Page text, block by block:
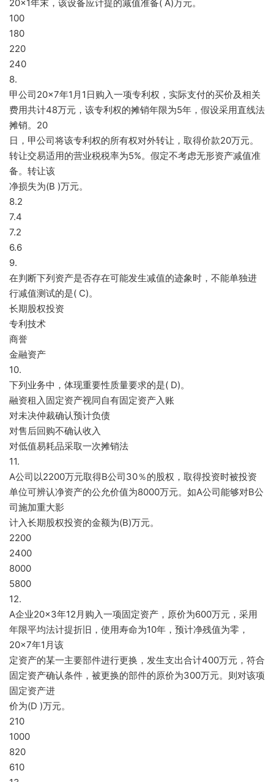
20×1年末，该设备应计提的减值准备( A)万元。
100
180
220
240
8.
甲公司20×7年1月1日购入一项专利权，实际支付的买价及相关
费用共计48万元，该专利权的摊销年限为5年，假设采用直线法
摊销。20
日，甲公司将该专利权的所有权对外转让，取得价款20万元。
转让交易适用的营业税税率为5%。假定不考虑无形资产减值准
备。转让该
净损失为(B )万元。
8.2
7.4
7.2
6.6
9.
在判断下列资产是否存在可能发生减值的迹象时，不能单独进
行减值测试的是( C)。
长期股权投资
专利技术
商誉
金融资产
10.
下列业务中，体现重要性质量要求的是( D)。
融资租入固定资产视同自有固定资产入账
对未决仲裁确认预计负债
对售后回购不确认收入
对低值易耗品采取一次摊销法
11.
A公司以2200万元取得B公司30％的股权，取得投资时被投资
单位可辨认净资产的公允价值为8000万元。如A公司能够对B公
司施加重大影
计入长期股权投资的金额为(B)万元。
2200
2400
8000
5800
12.
A企业20×3年12月购入一项固定资产，原价为600万元，采用
年限平均法计提折旧，使用寿命为10年，预计净残值为零，
20×7年1月该
定资产的某一主要部件进行更换，发生支出合计400万元，符合
固定资产确认条件，被更换的部件的原价为300万元。则对该项
固定资产进
价为(D )万元。
210
1000
820
610